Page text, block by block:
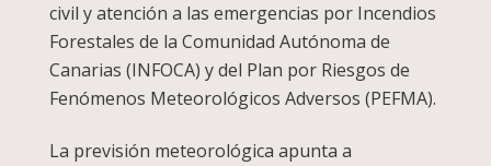
civil y atención a las emergencias por Incendios
Forestales de la Comunidad Autónoma de
Canarias (INFOCA) y del Plan por Riesgos de
Fenómenos Meteorológicos Adversos (PEFMA).
La previsión meteorológica apunta a